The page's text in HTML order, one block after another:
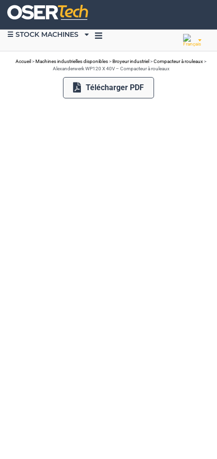
☰ STOCK MACHINES
Accueil >Machines industrielles disponibles>Broyeur industriel >Compacteur à rouleaux>
Alexanderwerk WP120 X 40V – Compacteur à rouleaux
Télécharger PDF